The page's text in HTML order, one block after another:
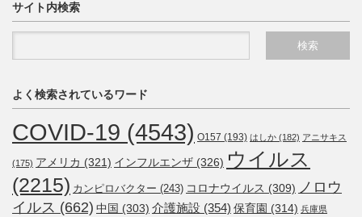
サイト内検索
よく検索されているワード
COVID-19 (4543) O157 (193) はしか (182) アニサキス
(175) アメリカ (321) インフルエンザ (326) ウイルス
(2215) カンピロバクター (243) コロナウイルス (309) ノロウ
イルス (662) 中国 (303) 介護施設 (354) 保育園 (314) 兵庫県